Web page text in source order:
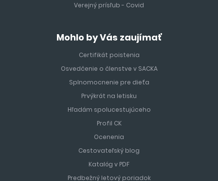
Verejný prísľub - Covid
Mohlo by Vás zaujímať
Certifikát poistenia
Osvedčenie o členstve v SACKA
Splnomocnenie pre dieťa
Prvýkrát na letisku
Hľadám spolucestujúceho
Profil CK
Ocenenia
Cestovateľský blog
Katalóg v PDF
Predbežný letový poriadok